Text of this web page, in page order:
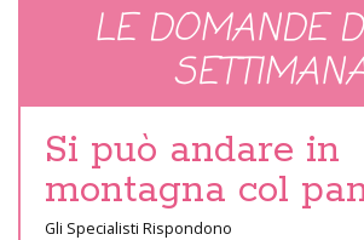
LE DOMANDE
Si può andare in
montagna col
Gli Specialisti Rispondono